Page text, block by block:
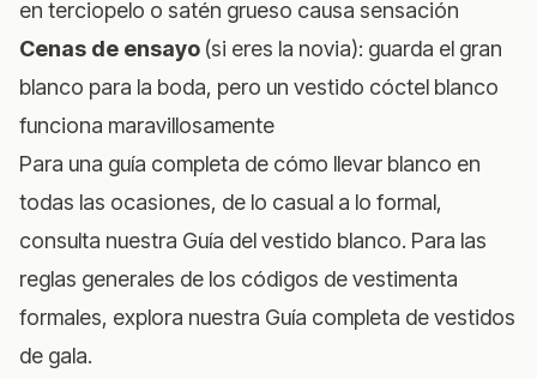
en terciopelo o satén grueso causa sensación
Cenas de ensayo (si eres la novia): guarda el gran
blanco para la boda, pero un vestido cóctel blanco
funciona maravillosamente
Para una guía completa de cómo llevar blanco en
todas las ocasiones, de lo casual a lo formal,
consulta nuestra Guía del vestido blanco. Para las
reglas generales de los códigos de vestimenta
formales, explora nuestra Guía completa de vestidos
de gala.